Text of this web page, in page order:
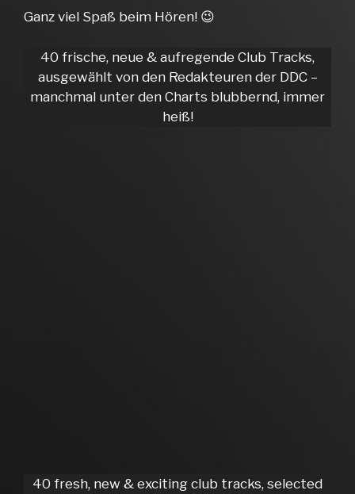
Ganz viel Spaß beim Hören! 😉
40 frische, neue & aufregende Club Tracks,
ausgewählt von den Redakteuren der DDC –
manchmal unter den Charts blubbernd, immer
heiß!
40 fresh, new & exciting club tracks, selected